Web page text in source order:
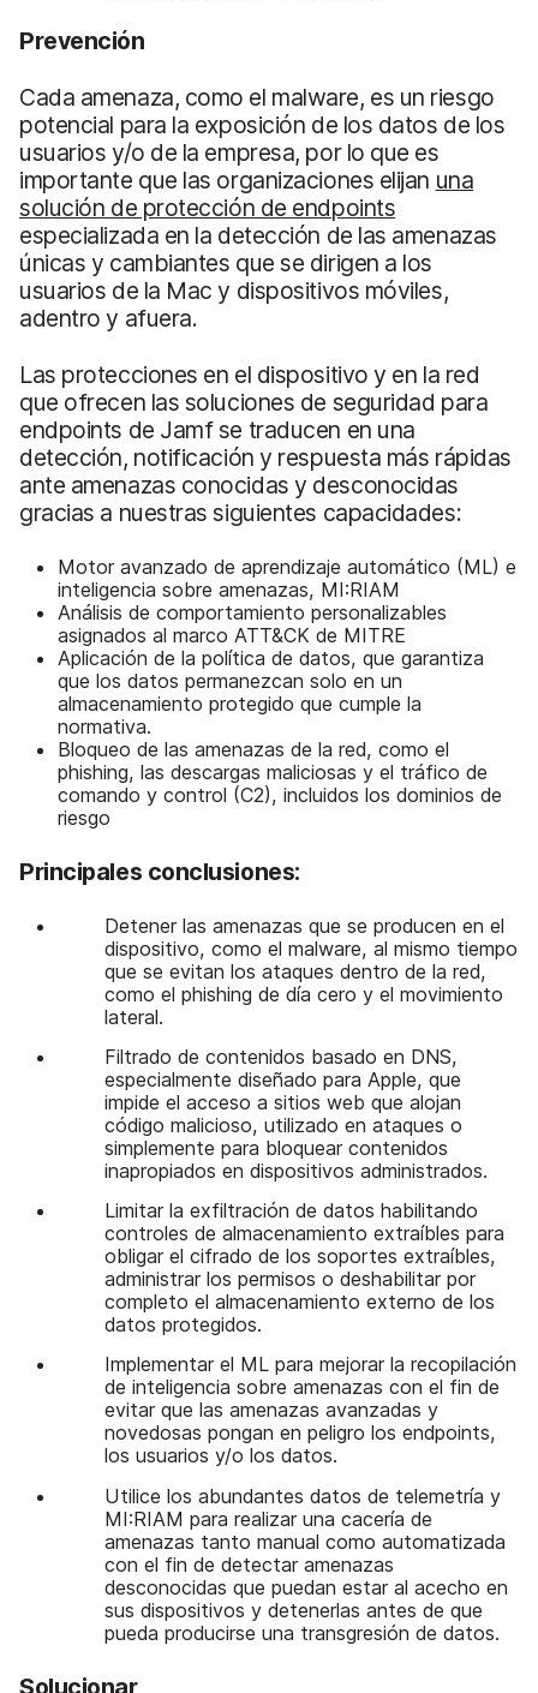
Prevención
Cada amenaza, como el malware, es un riesgo
potencial para la exposición de los datos de los
usuarios y/o de la empresa, por lo que es
importante que las organizaciones elijan una
solución de protección de endpoints
especializada en la detección de las amenazas
únicas y cambiantes que se dirigen a los
usuarios de la Mac y dispositivos móviles,
adentro y afuera.
Las protecciones en el dispositivo y en la red
que ofrecen las soluciones de seguridad para
endpoints de Jamf se traducen en una
detección, notificación y respuesta más rápidas
ante amenazas conocidas y desconocidas
gracias a nuestras siguientes capacidades:
Motor avanzado de aprendizaje automático (ML) e
inteligencia sobre amenazas, MI:RIAM
Análisis de comportamiento personalizables
asignados al marco ATT&CK de MITRE
Aplicación de la política de datos, que garantiza
que los datos permanezcan solo en un
almacenamiento protegido que cumple la
normativa.
Bloqueo de las amenazas de la red, como el
phishing, las descargas maliciosas y el tráfico de
comando y control (C2), incluidos los dominios de
riesgo
Principales conclusiones:
Detener las amenazas que se producen en el
dispositivo, como el malware, al mismo tiempo
que se evitan los ataques dentro de la red,
como el phishing de día cero y el movimiento
lateral.
Filtrado de contenidos basado en DNS,
especialmente diseñado para Apple, que
impide el acceso a sitios web que alojan
código malicioso, utilizado en ataques o
simplemente para bloquear contenidos
inapropiados en dispositivos administrados.
Limitar la exfiltración de datos habilitando
controles de almacenamiento extraíbles para
obligar el cifrado de los soportes extraíbles,
administrar los permisos o deshabilitar por
completo el almacenamiento externo de los
datos protegidos.
Implementar el ML para mejorar la recopilación
de inteligencia sobre amenazas con el fin de
evitar que las amenazas avanzadas y
novedosas pongan en peligro los endpoints,
los usuarios y/o los datos.
Utilice los abundantes datos de telemetría y
MI:RIAM para realizar una cacería de
amenazas tanto manual como automatizada
con el fin de detectar amenazas
desconocidas que puedan estar al acecho en
sus dispositivos y detenerlas antes de que
pueda producirse una transgresión de datos.
Solucionar